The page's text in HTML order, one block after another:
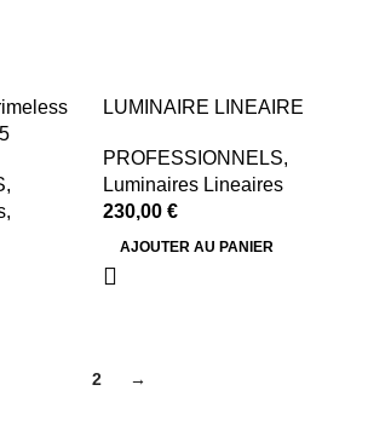
,
,
LUMINAIRE LINEAIRE
PROFESSIONNELS,
Luminaires Lineaires
230,00 €
AJOUTER AU PANIER
2 →